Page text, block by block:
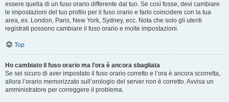
essere quella di un fuso orario differente dal tuo. Se così fosse, devi cambiare
le impostazioni del tuo profilo per il fuso orario e farlo coincidere con la tua
area, es. London, Paris, New York, Sydney, ecc. Nota che solo gli utenti
registrati possono cambiare il fuso orario e molte impostazioni.
Top
Ho cambiato il fuso orario ma l’ora è ancora sbagliata
Se sei sicuro di aver impostato il fuso orario corretto e l’ora è ancora scorretta,
allora l’orario memorizzato sull’orologio del server non è corretto. Avvisa un
amministratore per correggere il problema.